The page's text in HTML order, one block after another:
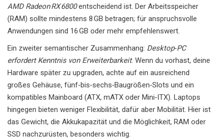
AMD Radeon RX 6800entscheidend ist. Der Arbeitsspeicher
(RAM) sollte mindestens 8 GB betragen; für anspruchsvolle
Anwendungen sind 16 GB oder mehr empfehlenswert.
Ein zweiter semantischer Zusammenhang: Desktop‑PC
erfordert Kenntnis von Erweiterbarkeit. Wenn du vorhast, deine
Hardware später zu upgraden, achte auf ein ausreichend
großes Gehäuse, fünf‑bis‑sechs‑Baugrößen‑Slots und ein
kompatibles Mainboard (ATX, mATX oder Mini‑ITX). Laptops
hingegen bieten weniger Flexibilität, dafür aber Mobilität. Hier ist
das Gewicht, die Akkukapazität und die Möglichkeit, RAM oder
SSD nachzurüsten, besonders wichtig.